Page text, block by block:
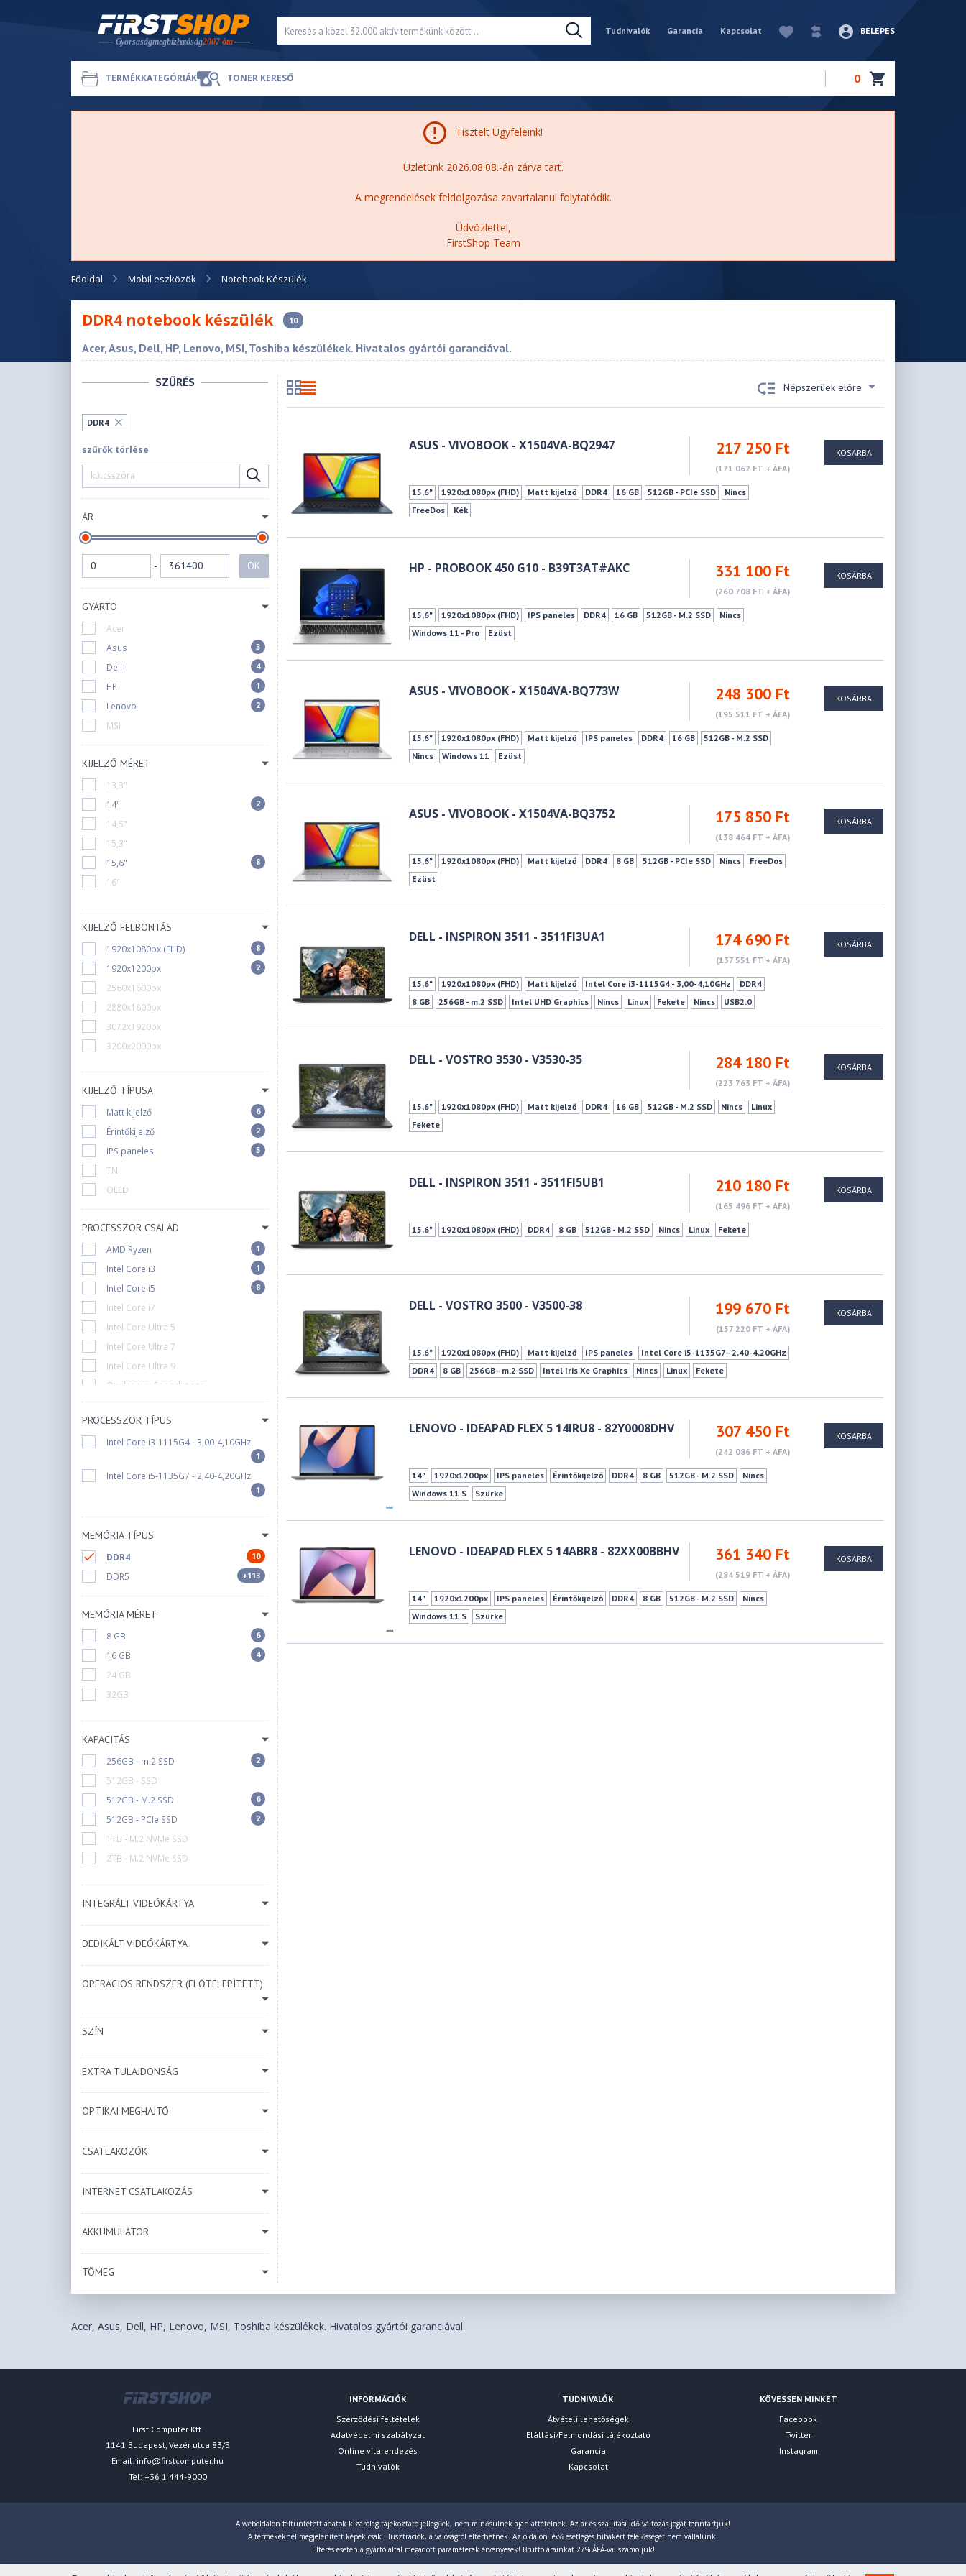
Tudnivalók Garancia Kapcsolat BELÉPÉS
TERMÉKKATEGÓRIÁK TONER KERESŐ 0
Tisztelt Ügyfeleink!
Üzletünk 2026.08.08.-án zárva tart.
A megrendelések feldolgozása zavartalanul folytatódik.
Üdvözlettel,
FirstShop Team
Főoldal Mobil eszközök Notebook Készülék
DDR4 notebook készülék 10
Acer, Asus, Dell, HP, Lenovo, MSI, Toshiba készülékek. Hivatalos gyártói garanciával.
SZŰRÉS
DDR4
szűrők törlése
ÁR
- OK
GYÁRTÓ
Acer
Asus
3
Dell 4
HP 1
Lenovo 2
MSI
KIJELZŐ MÉRET
13,3"
14"
2
14,5"
15,3"
15,6"
8
16"
KIJELZŐ FELBONTÁS
1920x1080px (FHD) 8
1920x1200px 2
2560x1600px
2880x1800px
3072x1920px
3200x2000px
KIJELZŐ TÍPUSA
Matt kijelző 6
Érintőkijelző 2
IPS paneles 5
TN
OLED
PROCESSZOR CSALÁD
AMD Ryzen 1
Intel Core i3 1
Intel Core i5 8
Intel Core i7
Intel Core Ultra 5
Intel Core Ultra 7
Intel Core Ultra 9
Qualcomm Snapdragon
PROCESSZOR TÍPUS
Intel Core i3-1115G4 - 3,00-4,10GHz
1
Intel Core i5-1135G7 - 2,40-4,20GHz
1
MEMÓRIA TÍPUS
DDR4 10
DDR5 +113
MEMÓRIA MÉRET
8 GB 6
16 GB 4
24 GB
32GB
KAPACITÁS
256GB - m.2 SSD 2
512GB - SSD
512GB - M.2 SSD
6
512GB - PCIe SSD 2
1TB - M.2 NVMe SSD
2TB - M.2 NVMe SSD
INTEGRÁLT VIDEÓKÁRTYA
DEDIKÁLT VIDEÓKÁRTYA
OPERÁCIÓS RENDSZER (ELŐTELEPÍTETT)
SZÍN
EXTRA TULAJDONSÁG
OPTIKAI MEGHAJTÓ
CSATLAKOZÓK
INTERNET CSATLAKOZÁS
AKKUMULÁTOR
TÖMEG
Népszerüek előre
ASUS - VIVOBOOK - X1504VA-BQ2947 217 250 Ft
(171 062 FT + ÁFA)
15,6" 1920x1080px (FHD) Matt kijelző DDR4 16 GB 512GB - PCIe SSD
Nincs
FreeDos
Kék
KOSÁRBA
HP - PROBOOK 450 G10 - B39T3AT#AKC 331 100 Ft
(260 708 FT + ÁFA)
15,6" 1920x1080px (FHD) IPS paneles DDR4 16 GB 512GB - M.2 SSD
Nincs
Windows 11 - Pro
Ezüst
KOSÁRBA
ASUS - VIVOBOOK - X1504VA-BQ773W 248 300 Ft
(195 511 FT + ÁFA)
15,6" 1920x1080px (FHD) Matt kijelző IPS paneles DDR4 16 GB
512GB - M.2 SSD
Nincs
Windows 11 Ezüst
KOSÁRBA
ASUS - VIVOBOOK - X1504VA-BQ3752 175 850 Ft
(138 464 FT + ÁFA)
15,6" 1920x1080px (FHD) Matt kijelző DDR4 8 GB 512GB - PCIe SSD Nincs
FreeDos
Ezüst
KOSÁRBA
DELL - INSPIRON 3511 - 3511FI3UA1 174 690 Ft
(137 551 FT + ÁFA)
15,6" 1920x1080px (FHD) Matt kijelző Intel Core i3-1115G4 - 3,00-4,10GHz
DDR4
8 GB
256GB - m.2 SSD Intel UHD Graphics Nincs Linux Fekete Nincs
USB2.0
KOSÁRBA
DELL - VOSTRO 3530 - V3530-35 284 180 Ft
(223 763 FT + ÁFA)
15,6" 1920x1080px (FHD) Matt kijelző DDR4 16 GB 512GB - M.2 SSD Nincs
Linux
Fekete
KOSÁRBA
DELL - INSPIRON 3511 - 3511FI5UB1 210 180 Ft
(165 496 FT + ÁFA)
15,6" 1920x1080px (FHD) DDR4 8 GB 512GB - M.2 SSD Nincs Linux Fekete
KOSÁRBA
DELL - VOSTRO 3500 - V3500-38 199 670 Ft
(157 220 FT + ÁFA)
15,6" 1920x1080px (FHD) Matt kijelző IPS paneles
Intel Core i5-1135G7 - 2,40-4,20GHz
DDR4
8 GB 256GB - m.2 SSD Intel Iris Xe Graphics Nincs Linux
Fekete
KOSÁRBA
LENOVO - IDEAPAD FLEX 5 14IRU8 - 82Y0008DHV 307 450 Ft
(242 086 FT + ÁFA)
14" 1920x1200px IPS paneles Érintőkijelző DDR4 8 GB 512GB - M.2 SSD
Nincs
Windows 11 S
Szürke
KOSÁRBA
LENOVO - IDEAPAD FLEX 5 14ABR8 - 82XX00BBHV 361 340 Ft
(284 519 FT + ÁFA)
14" 1920x1200px IPS paneles Érintőkijelző DDR4 8 GB 512GB - M.2 SSD
Nincs
Windows 11 S
Szürke
KOSÁRBA
Acer, Asus, Dell, HP, Lenovo, MSI, Toshiba készülékek. Hivatalos gyártói garanciával.
First Computer Kft.
1141 Budapest, Vezér utca 83/B
Email: info@firstcomputer.hu
Tel: +36 1 444-9000
INFORMÁCIÓK
Szerződési feltételek
Adatvédelmi szabályzat
Online vitarendezés
Tudnivalók
TUDNIVALÓK
Átvételi lehetőségek
Elállási/Felmondási tájékoztató
Garancia
Kapcsolat
KÖVESSEN MINKET
Facebook
Twitter
Instagram
A weboldalon feltüntetett adatok kizárólag tájékoztató jellegűek, nem minősülnek ajánlattételnek. Az ár és szállítási idő változás jogát fenntartjuk!
A termékeknél megjelenített képek csak illusztrációk, a valóságtól eltérhetnek. Az oldalon lévő esetleges hibákért felelősséget nem vállalunk.
Eltérés esetén a gyártó által megadott paraméterek érvényesek! Bruttó árainkat 27% ÁFÁ-val számoljuk!